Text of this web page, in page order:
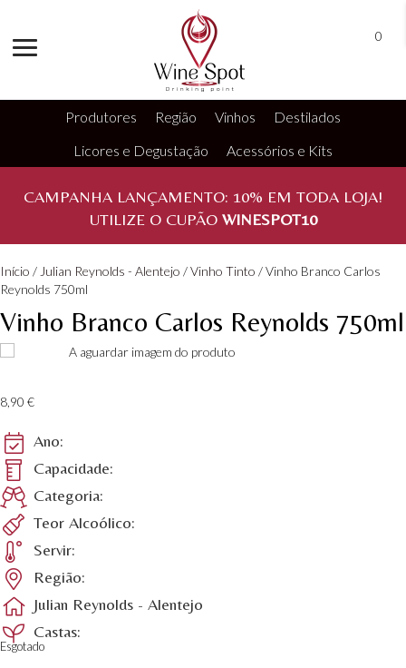
0
Produtores Região Vinhos
Destilados
Licores e Degustação
Acessórios e Kits
CAMPANHA LANÇAMENTO: 10% EM TODA LOJA!
UTILIZE O CUPÃO WINESPOT10
Início / Julian Reynolds - Alentejo /Vinho Tinto / Vinho Branco Carlos
Reynolds 750ml
Vinho Branco Carlos Reynolds 750ml
8,90 €
Ano:
Capacidade:
Categoria:
Teor Alcoólico:
Servir:
Região:
Julian Reynolds - Alentejo
Castas:
Esgotado